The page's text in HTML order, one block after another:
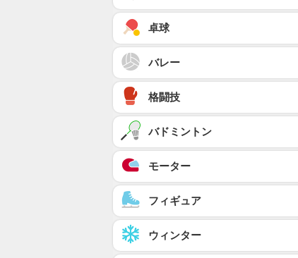
卓球
バレー
格闘技
バドミントン
モーター
フィギュア
ウィンター